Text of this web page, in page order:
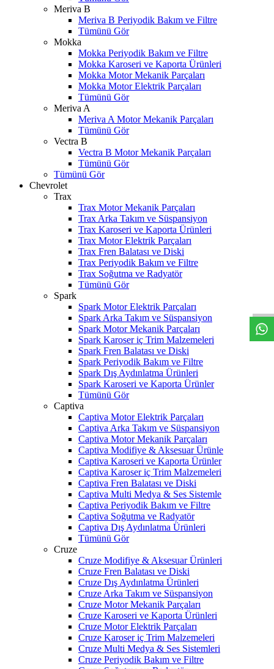
Meriva B
Meriva B Periyodik Bakım ve Filtre
Tümünü Gör
Mokka
Mokka Periyodik Bakım ve Filtre
Mokka Karoseri ve Kaporta Ürünleri
Mokka Motor Mekanik Parçaları
Mokka Motor Elektrik Parçaları
Tümünü Gör
Meriva A
Meriva A Motor Mekanik Parçaları
Tümünü Gör
Vectra B
Vectra B Motor Mekanik Parçaları
Tümünü Gör
Tümünü Gör
Chevrolet
Trax
Trax Motor Mekanik Parçaları
Trax Arka Takım ve Süspansiyon
Trax Karoseri ve Kaporta Ürünleri
Trax Motor Elektrik Parçaları
Trax Fren Balatası ve Diski
Trax Periyodik Bakım ve Filtre
Trax Soğutma ve Radyatör
Tümünü Gör
Spark
Spark Motor Elektrik Parçaları
Spark Arka Takım ve Süspansiyon
Spark Motor Mekanik Parçaları
Spark Karoser iç Trim Malzemeleri
Spark Fren Balatası ve Diski
Spark Periyodik Bakım ve Filtre
Spark Dış Aydınlatma Ürünleri
Spark Karoseri ve Kaporta Ürünler
Tümünü Gör
Captiva
Captiva Motor Elektrik Parçaları
Captiva Arka Takım ve Süspansiyon
Captiva Motor Mekanik Parçaları
Captiva Modifiye & Aksesuar Ürünle
Captiva Karoseri ve Kaporta Ürünler
Captiva Karoser iç Trim Malzemeleri
Captiva Fren Balatası ve Diski
Captiva Multi Medya & Ses Sistemle
Captiva Periyodik Bakım ve Filtre
Captiva Soğutma ve Radyatör
Captiva Dış Aydınlatma Ürünleri
Tümünü Gör
Cruze
Cruze Modifiye & Aksesuar Ürünleri
Cruze Fren Balatası ve Diski
Cruze Dış Aydınlatma Ürünleri
Cruze Arka Takım ve Süspansiyon
Cruze Motor Mekanik Parçaları
Cruze Karoseri ve Kaporta Ürünleri
Cruze Motor Elektrik Parçaları
Cruze Karoser iç Trim Malzemeleri
Cruze Multi Medya & Ses Sistemleri
Cruze Periyodik Bakım ve Filtre